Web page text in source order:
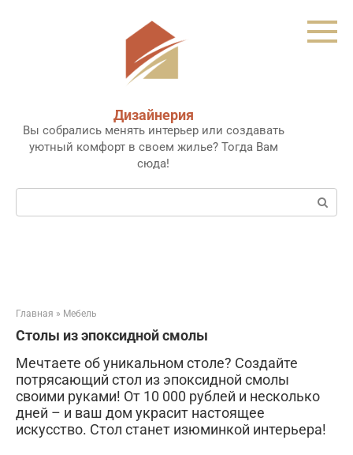
Дизайнерия
Вы собрались менять интерьер или создавать
уютный комфорт в своем жилье? Тогда Вам
сюда!
Поиск:
Главная » Мебель
Столы из эпоксидной смолы
Мечтаете об уникальном столе? Создайте
потрясающий стол из эпоксидной смолы
своими руками! От 10 000 рублей и несколько
дней – и ваш дом украсит настоящее
искусство. Стол станет изюминкой интерьера!